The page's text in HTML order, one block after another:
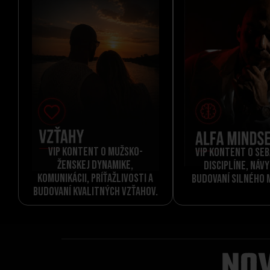
VIP kontent o mužsko-
ženskej dynamike,
komunikácii, príťažlivosti a
budovaní kvalitných vzťahov.
VIP kontent o
disciplíne,
budovaní silného